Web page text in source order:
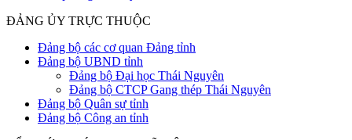
ĐẢNG ỦY TRỰC THUỘC
Đảng bộ các cơ quan Đảng tỉnh
Đảng bộ UBND tỉnh
Đảng bộ Đại học Thái Nguyên
Đảng bộ CTCP Gang thép Thái Nguyên
Đảng bộ Quân sự tỉnh
Đảng bộ Công an tỉnh